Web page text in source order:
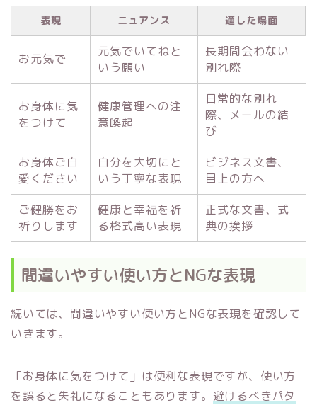
表現 ニュアンス 適した場面
お元気で
元気でいてねと
いう願い
長期間会わない
別れ際
お身体に気
をつけて
健康管理への注
意喚起
日常的な別れ
際、メールの結
び
お身体ご自
愛ください
自分を大切にと
いう丁寧な表現
ビジネス文書、
目上の方へ
ご健勝をお
祈りします
健康と幸福を祈
る格式高い表現
正式な文書、式
典の挨拶
間違いやすい使い方とNGな表現
続いては、間違いやすい使い方とNGな表現を確認して
いきます。
「お身体に気をつけて」は便利な表現ですが、使い方
を誤ると失礼になることもあります。 避けるべきパタ